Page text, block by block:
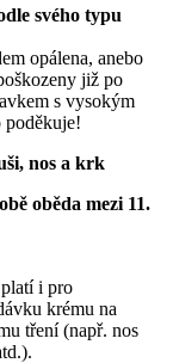
svého typu
opálena, anebo
již po
s vysokým
poděkuje!
nos a krk
oběda mezi 11.
i pro
krému na
tření (např. nos